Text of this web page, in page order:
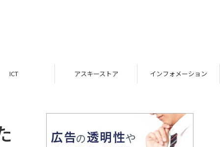
ICT アスキーストア インフォメーション